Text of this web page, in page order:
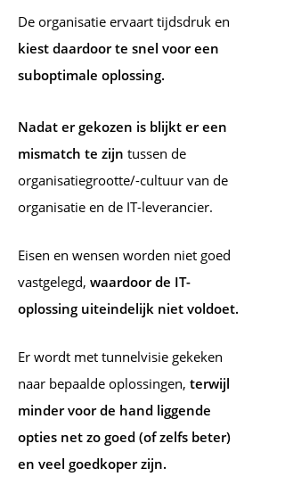
De organisatie ervaart tijdsdruk en
kiest daardoor te snel voor een
suboptimale oplossing.
Nadat er gekozen is blijkt er een
mismatch te zijn tussen de
organisatiegrootte/-cultuur van de
organisatie en de IT-leverancier.
Eisen en wensen worden niet goed
vastgelegd, waardoor de IT-
oplossing uiteindelijk niet voldoet.
Er wordt met tunnelvisie gekeken
naar bepaalde oplossingen, terwijl
minder voor de hand liggende
opties net zo goed (of zelfs beter)
en veel goedkoper zijn.